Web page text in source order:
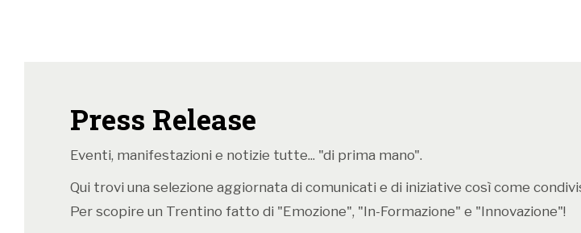
Press Release
Eventi, manifestazioni e notizie tutte... "di prima mano".
Qui trovi una selezione aggiornata di comunicati e di iniziative così come
Per scopire un Trentino fatto di "Emozione", "In-Formazione" e "Innovazione"!